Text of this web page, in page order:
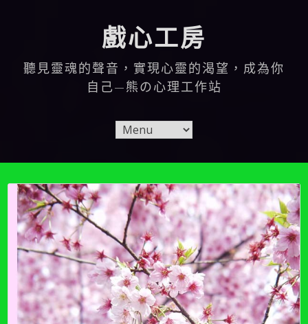
戲心工房
聽見靈魂的聲音，實現心靈的渴望，成為你
自己—熊の心理工作站